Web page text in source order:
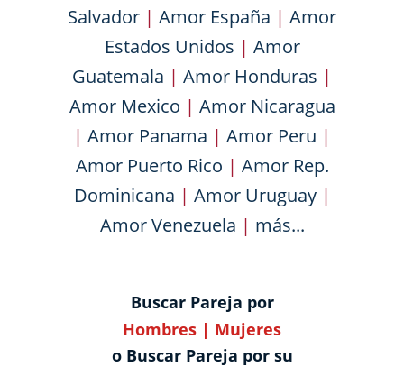
Salvador | Amor España | Amor
Estados Unidos | Amor
Guatemala | Amor Honduras |
Amor Mexico | Amor Nicaragua
| Amor Panama | Amor Peru |
Amor Puerto Rico | Amor Rep.
Dominicana | Amor Uruguay|
Amor Venezuela | más...
Buscar Pareja por
Hombres | Mujeres
o Buscar Pareja por su